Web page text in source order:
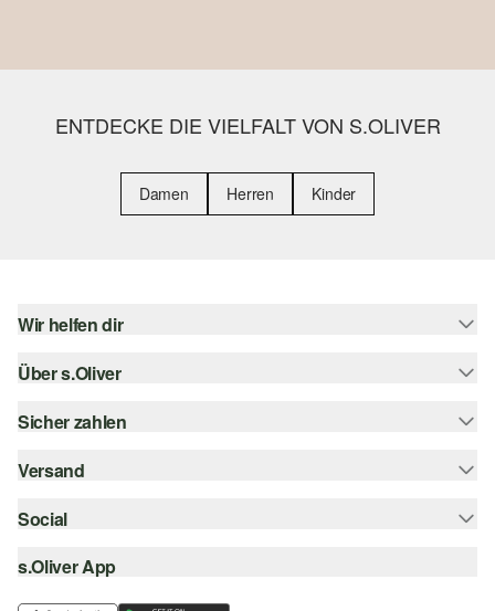
ENTDECKE DIE VIELFALT VON S.OLIVER
Damen Herren Kinder
Wir helfen dir
Hilfe & FAQ
Größenberatung
Über s.Oliver
Newsletter
s.Oliver Card
Career
Sicher zahlen
Rechnung
Kreditkarte
Versand
Sendungsverfolgung
Post AT
Social
instagram
facebook
s.Oliver App